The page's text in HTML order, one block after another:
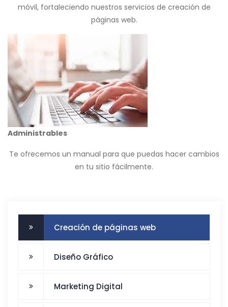
móvil, fortaleciendo nuestros servicios de creación de
páginas web.
Administrables
Te ofrecemos un manual para que puedas hacer cambios
en tu sitio fácilmente.
Creación de páginas web
Diseño Gráfico
Marketing Digital